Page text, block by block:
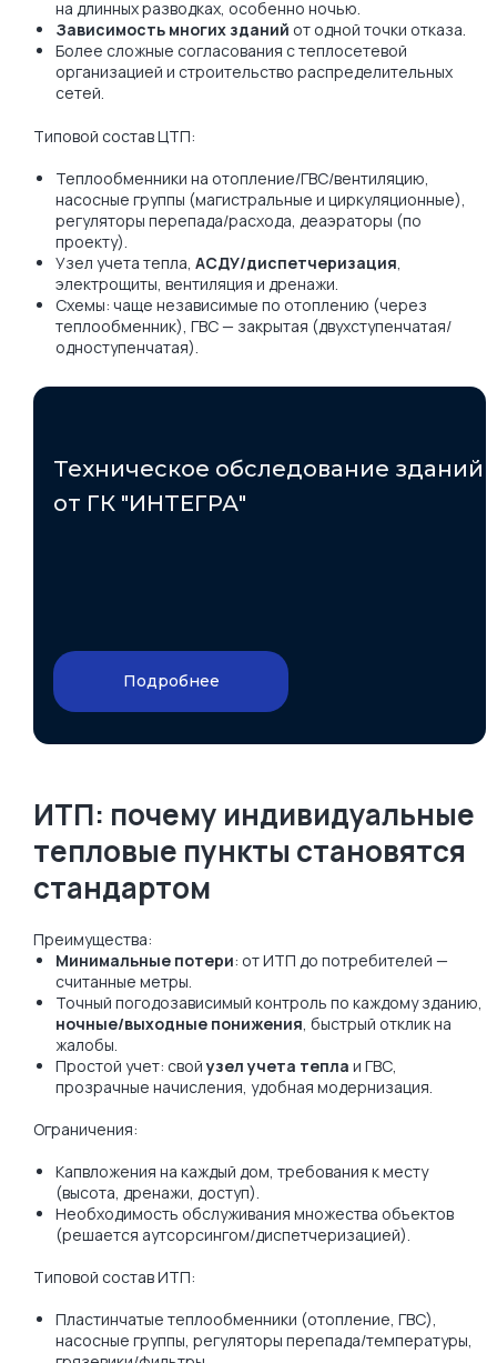
на длинных разводках, особенно ночью.
Зависимость многих зданий от одной точки отказа.
Более сложные согласования с теплосетевой
организацией и строительство распределительных
сетей.
Типовой состав ЦТП:
Теплообменники на отопление/ГВС/вентиляцию,
насосные группы (магистральные и циркуляционные),
регуляторы перепада/расхода, деаэраторы (по
проекту).
Узел учета тепла, АСДУ/диспетчеризация,
электрощиты, вентиляция и дренажи.
Схемы: чаще независимые по отоплению (через
теплообменник), ГВС — закрытая (двухступенчатая/
одноступенчатая).
Техническое обследование зданий
от ГК "ИНТЕГРА"
Подробнее
ИТП: почему индивидуальные
тепловые пункты становятся
стандартом
Преимущества:
Минимальные потери: от ИТП до потребителей —
считанные метры.
Точный погодозависимый контроль по каждому зданию,
ночные/выходные понижения, быстрый отклик на
жалобы.
Простой учет: свой узел учета тепла и ГВС,
прозрачные начисления, удобная модернизация.
Ограничения:
Капвложения на каждый дом, требования к месту
(высота, дренажи, доступ).
Необходимость обслуживания множества объектов
(решается аутсорсингом/диспетчеризацией).
Типовой состав ИТП:
Пластинчатые теплообменники (отопление, ГВС),
насосные группы, регуляторы перепада/температуры,